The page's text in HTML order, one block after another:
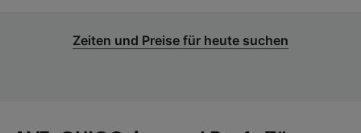
Zeiten und Preise für heute suchen